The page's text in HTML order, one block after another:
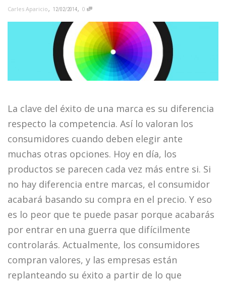
Carles Aparicio, 12/02/2014, 0
La clave del éxito de una marca es su diferencia
respecto la competencia. Así lo valoran los
consumidores cuando deben elegir ante
muchas otras opciones. Hoy en día, los
productos se parecen cada vez más entre si. Si
no hay diferencia entre marcas, el consumidor
acabará basando su compra en el precio. Y eso
es lo peor que te puede pasar porque acabarás
por entrar en una guerra que difícilmente
controlarás. Actualmente, los consumidores
compran valores, y las empresas están
replanteando su éxito a partir de lo que